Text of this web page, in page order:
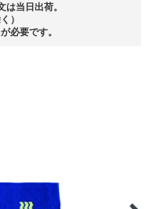
当日出荷。
）
必要です。